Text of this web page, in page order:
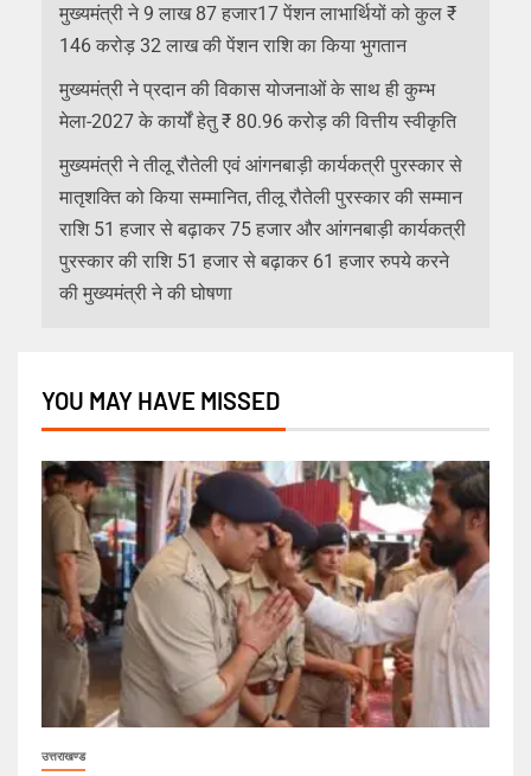
मुख्यमंत्री ने 9 लाख 87 हजार17 पेंशन लाभार्थियों को कुल ₹
146 करोड़ 32 लाख की पेंशन राशि का किया भुगतान
मुख्यमंत्री ने प्रदान की विकास योजनाओं के साथ ही कुम्भ
मेला-2027 के कार्यों हेतु ₹ 80.96 करोड़ की वित्तीय स्वीकृति
मुख्यमंत्री ने तीलू रौतेली एवं आंगनबाड़ी कार्यकत्री पुरस्कार से
मातृशक्ति को किया सम्मानित, तीलू रौतेली पुरस्कार की सम्मान
राशि 51 हजार से बढ़ाकर 75 हजार और आंगनबाड़ी कार्यकत्री
पुरस्कार की राशि 51 हजार से बढ़ाकर 61 हजार रुपये करने
की मुख्यमंत्री ने की घोषणा
YOU MAY HAVE MISSED
उत्तराखण्ड